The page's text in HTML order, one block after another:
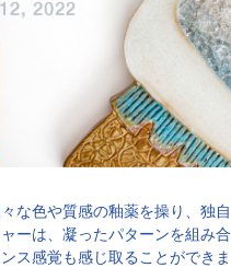
な色や質感の釉薬を操り、独自
ーは、凝ったパターンを組み合
ス感覚も感じ取ることができま